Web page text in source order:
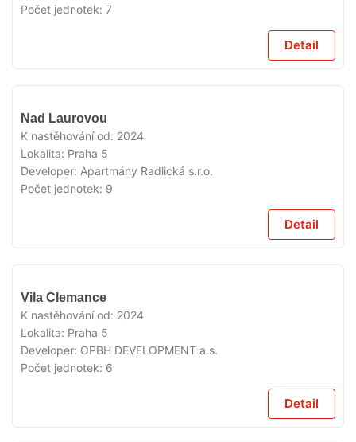
Počet jednotek: 7
Detail
Nad Laurovou
K nastěhování od: 2024
Lokalita: Praha 5
Developer: Apartmány Radlická s.r.o.
Počet jednotek: 9
Detail
Vila Clemance
K nastěhování od: 2024
Lokalita: Praha 5
Developer: OPBH DEVELOPMENT a.s.
Počet jednotek: 6
Detail